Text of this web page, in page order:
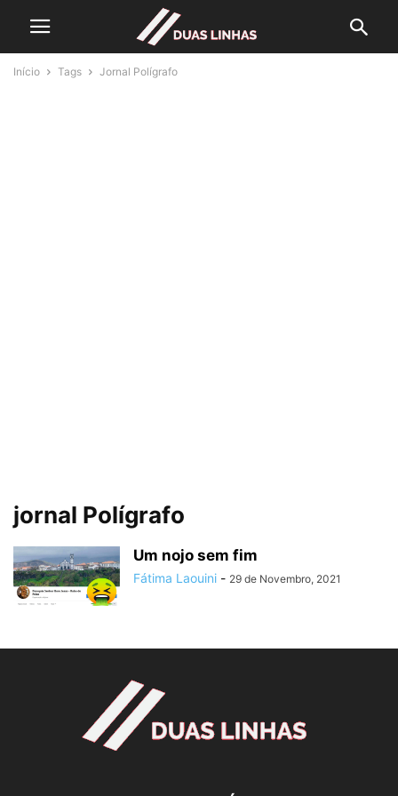
Início Tags Jornal Polígrafo
jornal Polígrafo
Um nojo sem fim
Fátima Laouini - 29 de Novembro, 2021